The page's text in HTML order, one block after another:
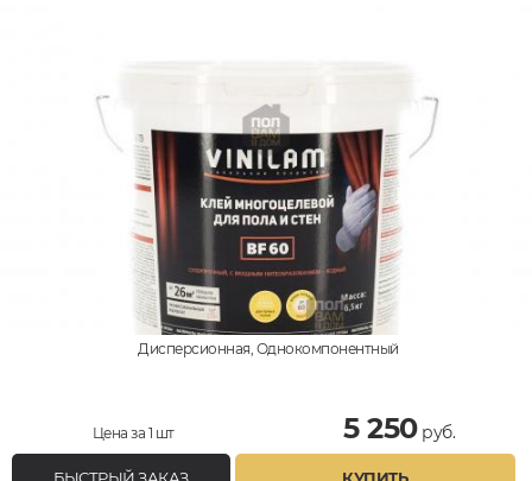
Дисперсионная, Однокомпонентный
Цена за 1 шт 5 250руб.